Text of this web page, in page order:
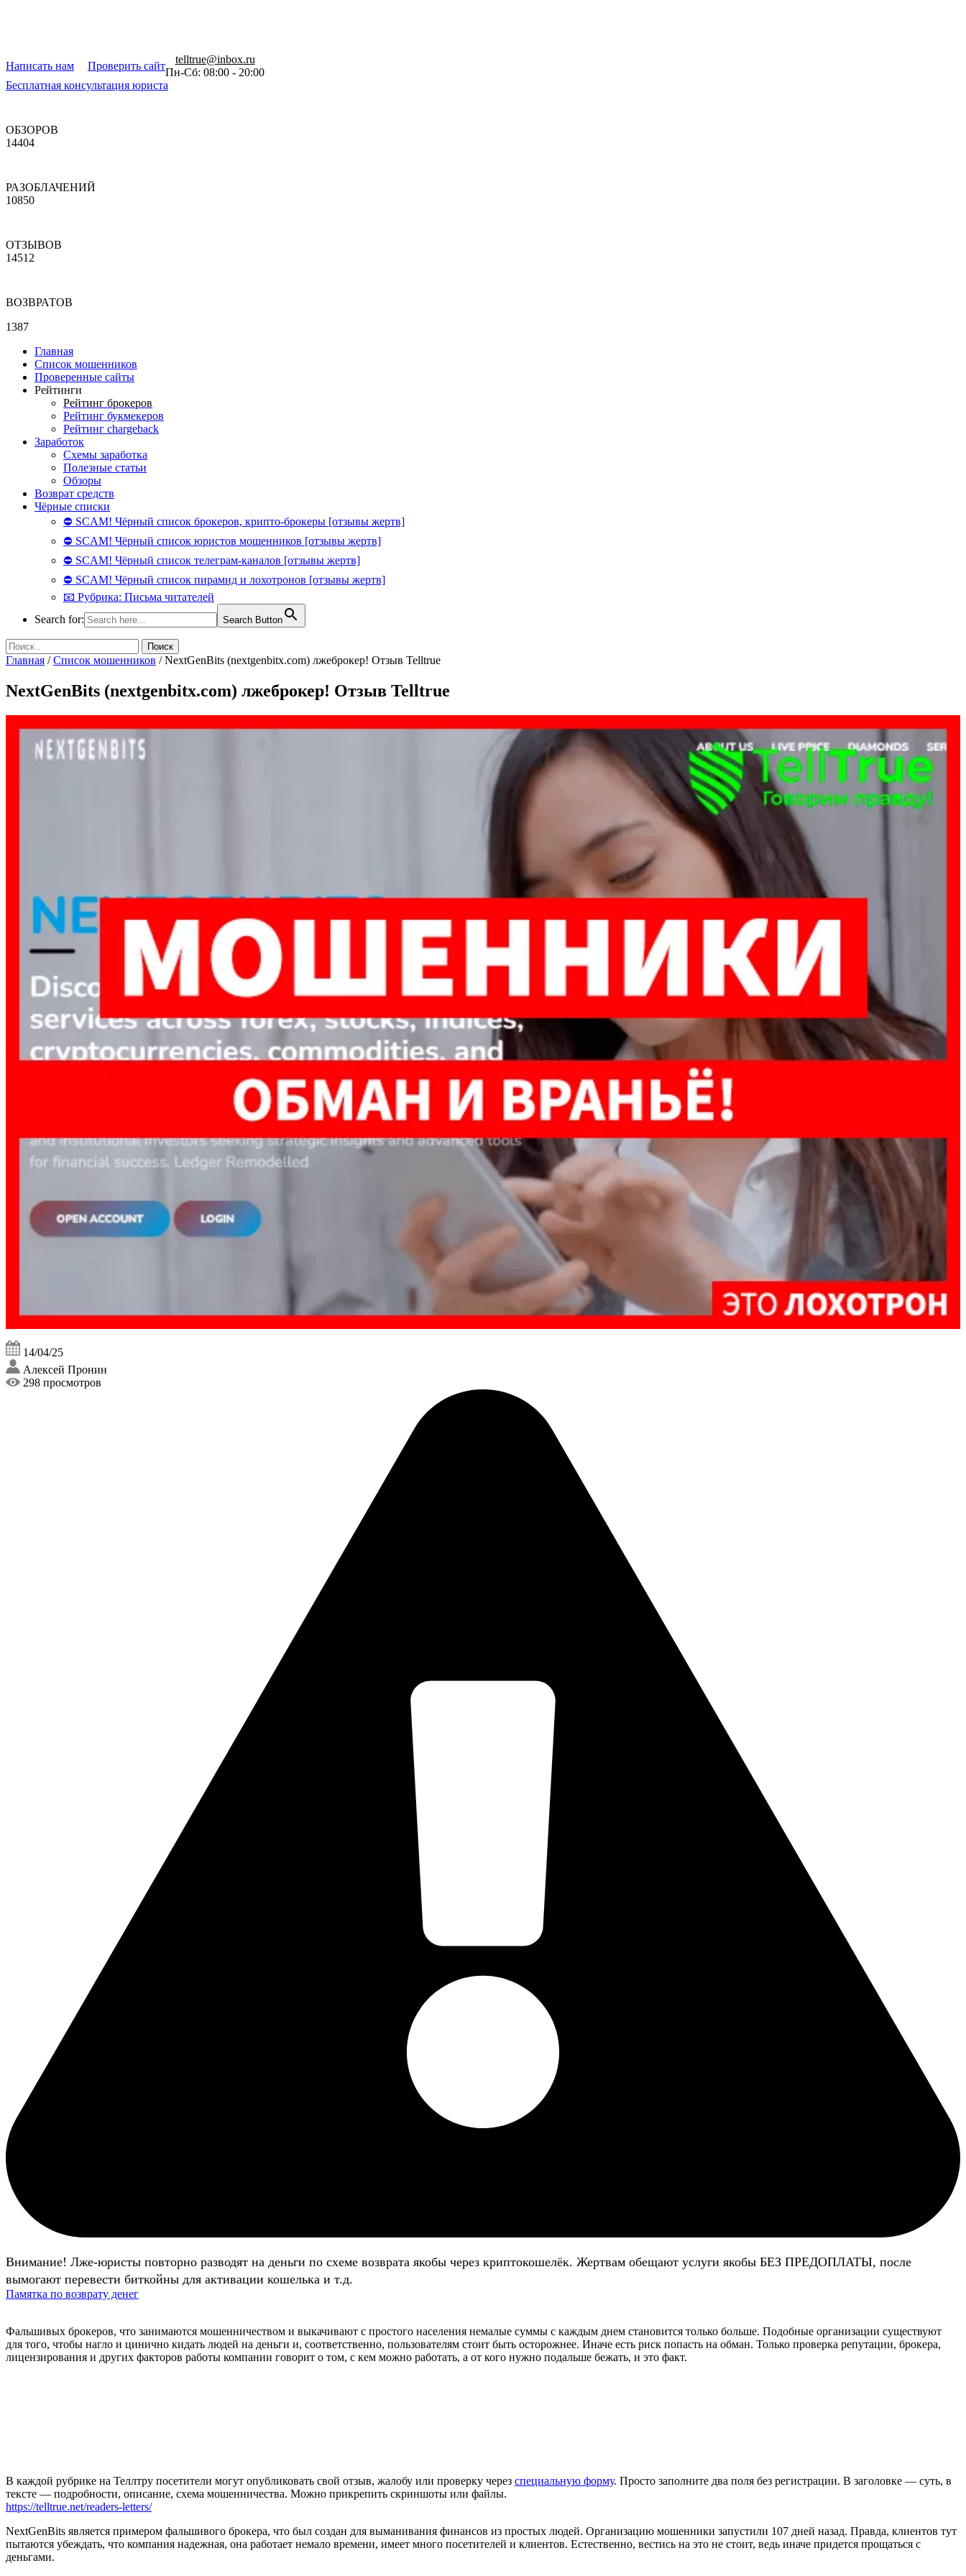
Написать нам Проверить сайт
telltrue@inbox.ru
Пн-Сб: 08:00 - 20:00
Бесплатная консультация юриста
ОБЗОРОВ
14404
РАЗОБЛАЧЕНИЙ
10850
ОТЗЫВОВ
14512
ВОЗВРАТОВ
1387
Главная
Список мошенников
Проверенные сайты
Рейтинги
Рейтинг брокеров
Рейтинг букмекеров
Рейтинг chargeback
Заработок
Схемы заработка
Полезные статьи
Обзоры
Возврат средств
Чёрные списки
⛔ SCAM! Чёрный список брокеров, крипто-брокеры [отзывы жертв]
⛔ SCAM! Чёрный список юристов мошенников [отзывы жертв]
⛔ SCAM! Чёрный список телеграм-каналов [отзывы жертв]
⛔ SCAM! Чёрный список пирамид и лохотронов [отзывы жертв]
📧 Рубрика: Письма читателей
Search for:
Search Button
Главная /Список мошенников /NextGenBits (nextgenbitx.com) лжеброкер! Отзыв Telltrue
NextGenBits (nextgenbitx.com) лжеброкер! Отзыв Telltrue
14/04/25
Алексей Пронин
298 просмотров
Внимание! Лже-юристы повторно разводят на деньги по схеме возврата якобы через криптокошелёк. Жертвам обещают услуги якобы БЕЗ ПРЕДОПЛАТЫ, после
вымогают перевести биткойны для активации кошелька и т.д.
Памятка по возврату денег
Фальшивых брокеров, что занимаются мошенничеством и выкачивают с простого населения немалые суммы с каждым днем становится только больше. Подобные организации существуют
для того, чтобы нагло и цинично кидать людей на деньги и, соответственно, пользователям стоит быть осторожнее. Иначе есть риск попасть на обман. Только проверка репутации, брокера,
лицензирования и других факторов работы компании говорит о том, с кем можно работать, а от кого нужно подальше бежать, и это факт.
В каждой рубрике на Теллтру посетители могут опубликовать свой отзыв, жалобу или проверку через специальную форму. Просто заполните два поля без регистрации. В заголовке — суть, в
тексте — подробности, описание, схема мошенничества. Можно прикрепить скриншоты или файлы.
https://telltrue.net/readers-letters/
NextGenBits является примером фальшивого брокера, что был создан для выманивания финансов из простых людей. Организацию мошенники запустили 107 дней назад. Правда, клиентов тут
пытаются убеждать, что компания надежная, она работает немало времени, имеет много посетителей и клиентов. Естественно, вестись на это не стоит, ведь иначе придется прощаться с
деньгами.